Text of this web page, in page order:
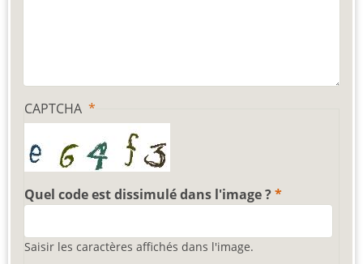
CAPTCHA
Quel code est dissimulé dans l'image ?
Saisir les caractères affichés dans l'image.